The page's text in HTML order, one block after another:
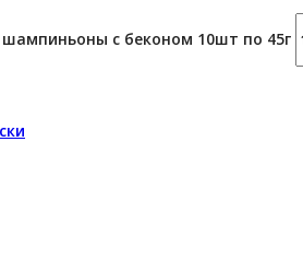
с беконом 10шт по 45г